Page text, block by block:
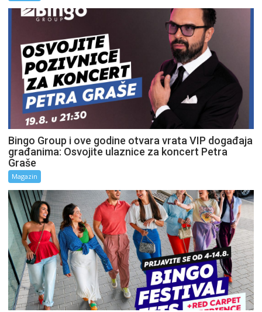
Bingo Group i ove godine otvara vrata VIP događaja
građanima: Osvojite ulaznice za koncert Petra
Graše
Magazin